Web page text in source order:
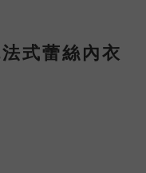
式蕾絲內衣